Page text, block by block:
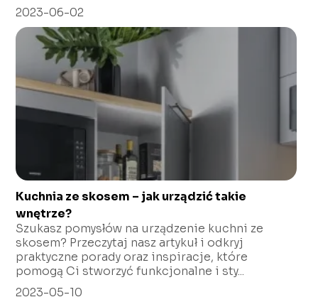
2023-06-02
Kuchnia ze skosem – jak urządzić takie
wnętrze?
Szukasz pomysłów na urządzenie kuchni ze
skosem? Przeczytaj nasz artykuł i odkryj
praktyczne porady oraz inspiracje, które
pomogą Ci stworzyć funkcjonalne i sty...
2023-05-10